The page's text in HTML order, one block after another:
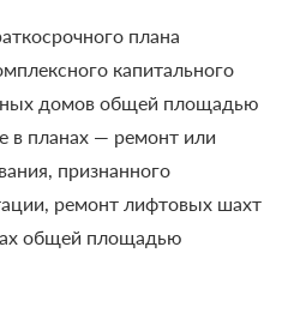
плана
капитального
домов общей площадью
в планах — ремонт или
признанного
ремонт лифтовых шахт
общей площадью